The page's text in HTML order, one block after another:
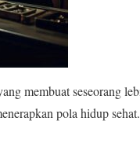
membuat seseorang
pola hidup sehat.